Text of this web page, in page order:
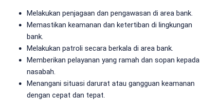
Melakukan penjagaan dan pengawasan di area bank.
Memastikan keamanan dan ketertiban di lingkungan
bank.
Melakukan patroli secara berkala di area bank.
Memberikan pelayanan yang ramah dan sopan kepada
nasabah.
Menangani situasi darurat atau gangguan keamanan
dengan cepat dan tepat.